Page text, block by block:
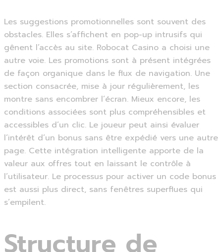
Les suggestions promotionnelles sont souvent des
obstacles. Elles s’affichent en pop-up intrusifs qui
gênent l’accès au site. Robocat Casino a choisi une
autre voie. Les promotions sont à présent intégrées
de façon organique dans le flux de navigation. Une
section consacrée, mise à jour régulièrement, les
montre sans encombrer l’écran. Mieux encore, les
conditions associées sont plus compréhensibles et
accessibles d’un clic. Le joueur peut ainsi évaluer
l’intérêt d’un bonus sans être expédié vers une autre
page. Cette intégration intelligente apporte de la
valeur aux offres tout en laissant le contrôle à
l’utilisateur. Le processus pour activer un code bonus
est aussi plus direct, sans fenêtres superflues qui
s’empilent.
Structure de